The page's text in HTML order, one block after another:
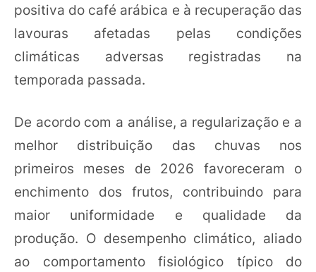
positiva do café arábica e à recuperação das
lavouras afetadas pelas condições
climáticas adversas registradas na
temporada passada.
De acordo com a análise, a regularização e a
melhor distribuição das chuvas nos
primeiros meses de 2026 favoreceram o
enchimento dos frutos, contribuindo para
maior uniformidade e qualidade da
produção. O desempenho climático, aliado
ao comportamento fisiológico típico do